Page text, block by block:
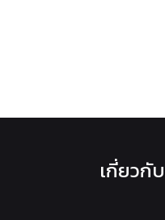
เกี่ยวกั